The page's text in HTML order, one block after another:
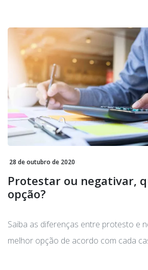
28 de outubro de 2020
Protestar ou negativar,
opção?
Saiba as diferenças entre protesto e
melhor opção de acordo com cada